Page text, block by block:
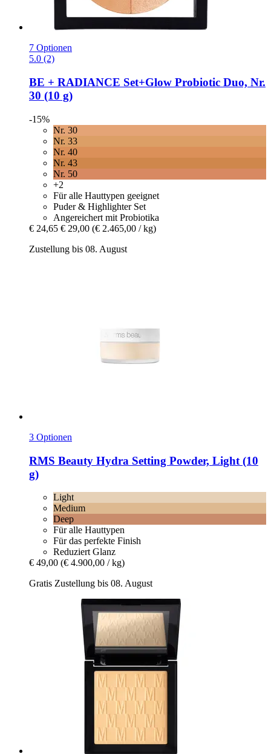
7 Optionen
5.0 (2)
BE + RADIANCE Set+Glow Probiotic Duo, Nr.
30 (10 g)
-15%
Nr. 30
Nr. 33
Nr. 40
Nr. 43
Nr. 50
+2
Für alle Hauttypen geeignet
Puder & Highlighter Set
Angereichert mit Probiotika
€ 24,65 € 29,00 (€ 2.465,00 / kg)
Zustellung bis 08. August
3 Optionen
RMS Beauty Hydra Setting Powder, Light (10
g)
Light
Medium
Deep
Für alle Hauttypen
Für das perfekte Finish
Reduziert Glanz
€ 49,00 (€ 4.900,00 / kg)
Gratis Zustellung bis 08. August